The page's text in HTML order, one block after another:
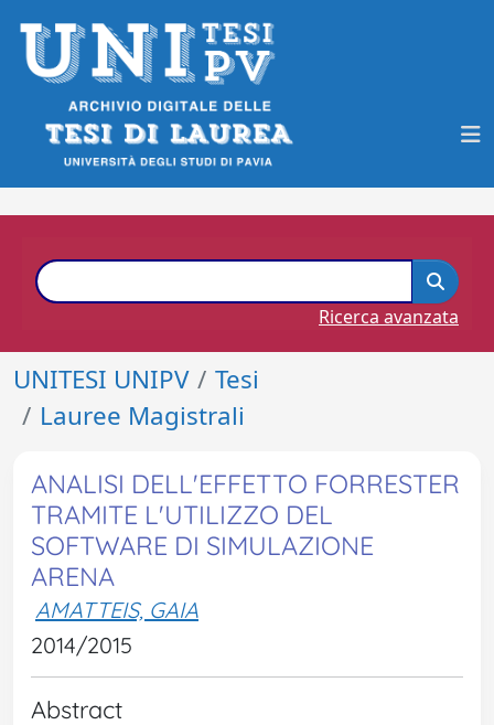
Ricerca avanzata
UNITESI UNIPV
Tesi
Lauree Magistrali
ANALISI DELL'EFFETTO FORRESTER
TRAMITE L'UTILIZZO DEL
SOFTWARE DI SIMULAZIONE
ARENA
AMATTEIS, GAIA
2014/2015
Abstract